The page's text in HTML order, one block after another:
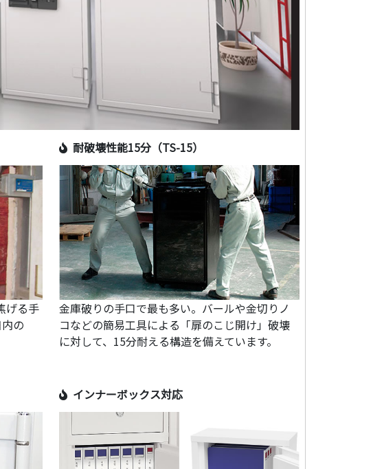
げる手
の
耐破壊性能15分（TS-15）
金庫破りの手口で最も多い。バールや金切りノ
コなどの簡易工具による「扉のこじ開け」破壊
に対して、15分耐える構造を備えています。
インナーボックス対応